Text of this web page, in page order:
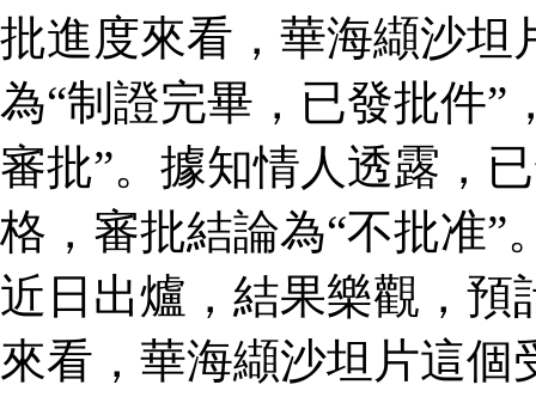
批進度來看，華海纈沙坦
為“制證完畢，已發批件”
審批”。據知情人透露，
格，審批結論為“不批准”
近日出爐，結果樂觀，預
來看，華海纈沙坦片這個